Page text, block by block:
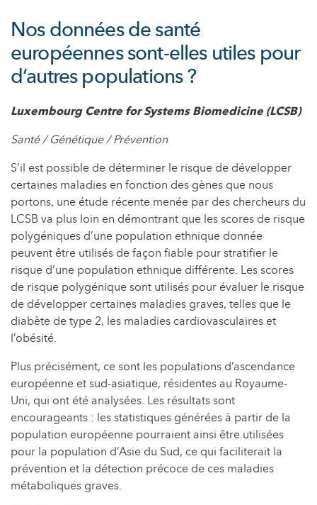
Nos données de santé
européennes sont-elles utiles pour
d‘autres populations ?
Luxembourg Centre for Systems Biomedicine (LCSB)
Santé / Génétique / Prévention
S’il est possible de déterminer le risque de développer
certaines maladies en fonction des gènes que nous
portons, une étude récente menée par des chercheurs du
LCSB va plus loin en démontrant que les scores de risque
polygéniques d’une population ethnique donnée
peuvent être utilisés de façon fiable pour stratifier le
risque d’une population ethnique différente. Les scores
de risque polygénique sont utilisés pour évaluer le risque
de développer certaines maladies graves, telles que le
diabète de type 2, les maladies cardiovasculaires et
l’obésité.
Plus précisément, ce sont les populations d’ascendance
européenne et sud-asiatique, résidentes au Royaume-
Uni, qui ont été analysées. Les résultats sont
encourageants : les statistiques générées à partir de la
population européenne pourraient ainsi être utilisées
pour la population d‘Asie du Sud, ce qui faciliterait la
prévention et la détection précoce de ces maladies
métaboliques graves.